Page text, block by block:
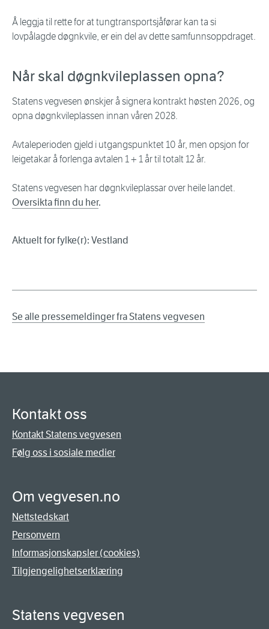
Å leggja til rette for at tungtransportsjåførar kan ta si
lovpålagde døgnkvile, er ein del av dette samfunnsoppdraget.
Når skal døgnkvileplassen opna?
Statens vegvesen ønskjer å signera kontrakt høsten 2026, og
opna døgnkvileplassen innan våren 2028.
Avtaleperioden gjeld i utgangspunktet 10 år, men opsjon for
leigetakar å forlenga avtalen 1 + 1 år til totalt 12 år.
Statens vegvesen har døgnkvileplassar over heile landet.
Oversikta finn du her.
Aktuelt for fylke(r): Vestland
Se alle pressemeldinger fra Statens vegvesen
Kontakt oss
Kontakt Statens vegvesen
Følg oss i sosiale medier
Om vegvesen.no
Nettstedskart
Personvern
Informasjonskapsler (cookies)
Tilgjengelighetserklæring
Statens vegvesen